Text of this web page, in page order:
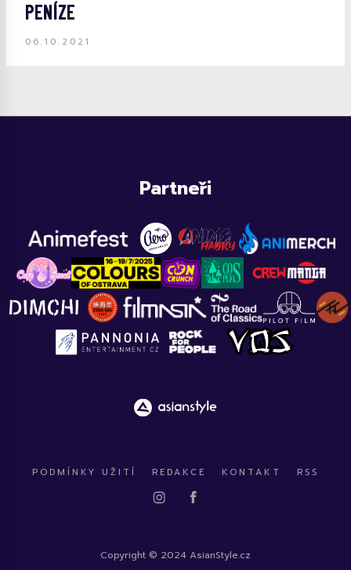
PENÍZE
06.10.2021
Partneři
PODMÍNKY UŽITÍ REDAKCE KONTAKT RSS
Copyright © 2024 AsianStyle.cz